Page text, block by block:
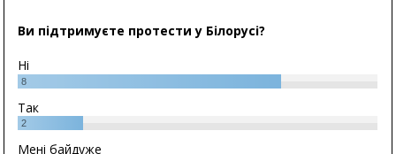
Ви підтримуєте протести у Білорусі?
Ні
8
Так
2
Мені байдуже